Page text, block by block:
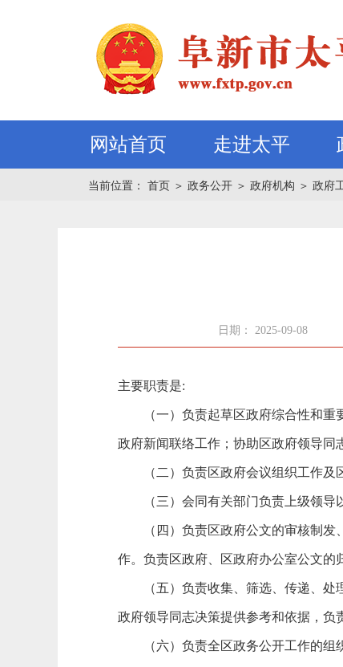
网站首页 走进太平
当前位置： 首页 ＞ 政务公开 ＞ 政府机构 ＞ 政府
日期： 2025-09-08
主要职责是:
（一）负责起草区政府综合性和重要
政府新闻联络工作；协助区政府领导同
（二）负责区政府会议组织工作及区
（三）会同有关部门负责上级领导以
（四）负责区政府公文的审核制发、
作。负责区政府、区政府办公室公文的
（五）负责收集、筛选、传递、处理
政府领导同志决策提供参考和依据，负
（六）负责全区政务公开工作的组织